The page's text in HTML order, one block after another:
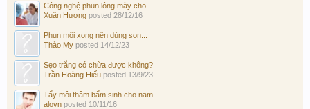
Công nghệ phun lông mày cho...
Xuân Hương posted 28/12/16
Phun môi xong nên dùng son...
Thảo My posted 14/12/23
Sẹo trắng có chữa được không?
Trần Hoàng Hiếu posted 13/9/23
Tẩy môi thâm bẩm sinh cho nam...
alovn posted 10/11/16